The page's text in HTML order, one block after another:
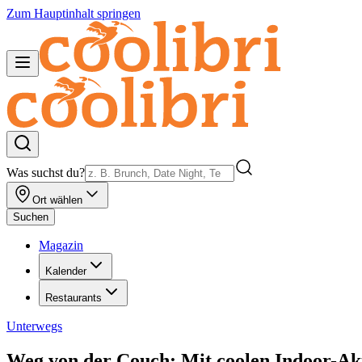
Zum Hauptinhalt springen
Was suchst du?
Ort wählen
Suchen
Magazin
Kalender
Restaurants
Unterwegs